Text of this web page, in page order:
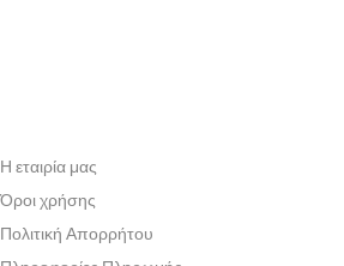
Η εταιρία μας
Όροι χρήσης
Πολιτική Απορρήτου